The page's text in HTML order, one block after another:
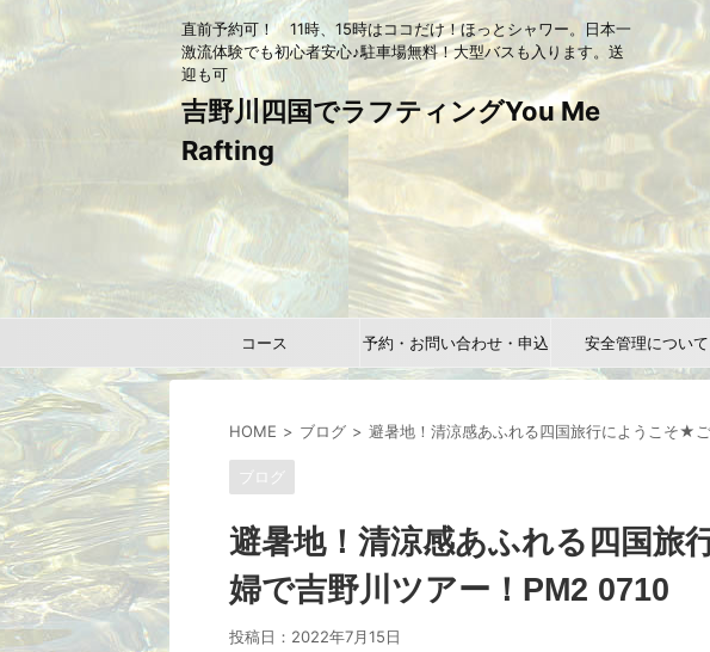
直前予約可！ 11時、15時はココだけ！ほっとシャワー。日本一
激流体験でも初心者安心♪駐車場無料！大型バスも入ります。送
迎も可
吉野川四国でラフティングYou Me
Rafting
コース 予約・お問い合わせ・申込 安全管理について
HOME ブログ 避暑地！清涼感あふれる四国旅行にようこそ★
ブログ
避暑地！清涼感あふれる四国旅
婦で吉野川ツアー！PM2 0710
投稿日： 2022年7月15日